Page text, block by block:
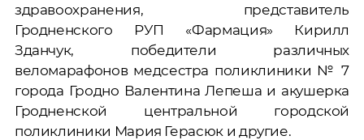
здравоохранения, представитель
Гродненского РУП «Фармация» Кирилл
Зданчук, победители различных
веломарафонов медсестра поликлиники № 7
города Гродно Валентина Лепеша и акушерка
Гродненской центральной городской
поликлиники Мария Герасюк и другие.